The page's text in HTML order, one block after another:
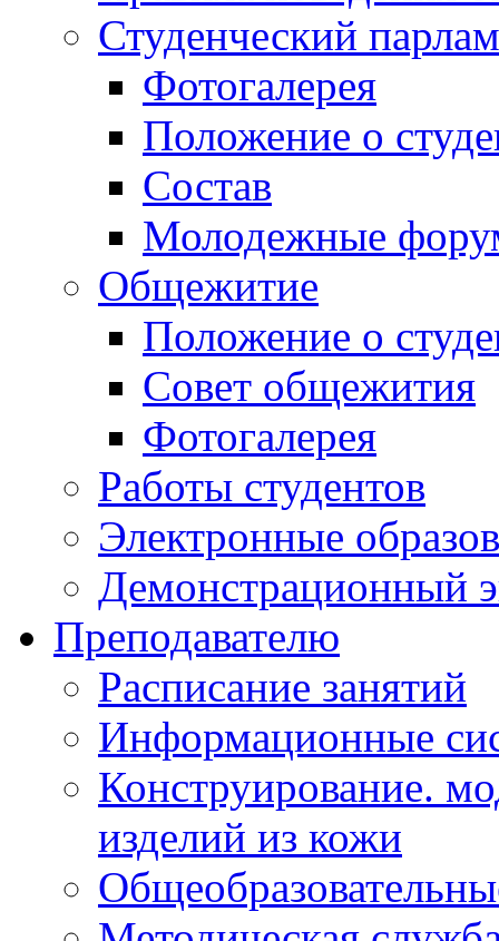
Студенческий
Фотогалерея
Положение о
Состав
Молодежные
Общежитие
Положение о
Совет общежития
Фотогалерея
Работы студентов
Электронные
Демонстрационный
Преподавателю
Расписание занятий
Информационные
Конструирование.
изделий из кожи